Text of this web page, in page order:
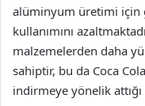
alüminyum üretimi için
kullanımını
malzemelerden daha
sahiptir, bu da Coca
indirmeye yönelik